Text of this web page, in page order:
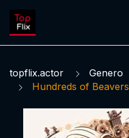
topflix.actor Genero
Hundreds of Beavers